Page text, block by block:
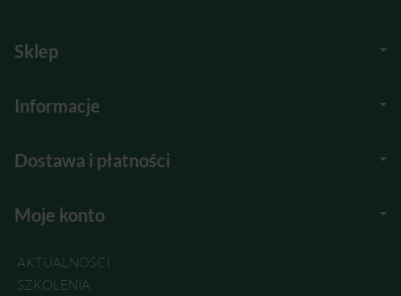
Sklep
Informacje
Dostawa i płatności
Moje konto
AKTUALNOŚCI
SZKOLENIA